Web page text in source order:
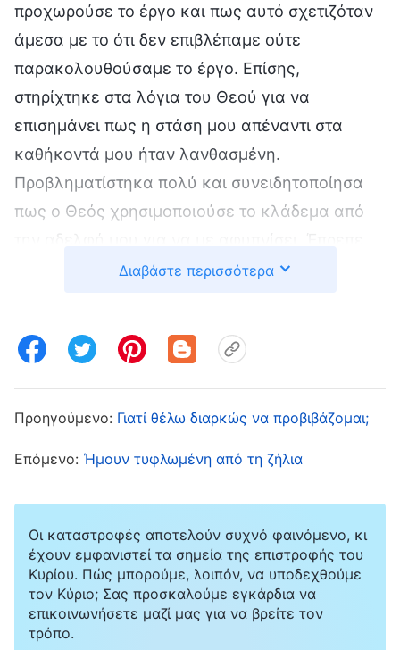
προχωρούσε το έργο και πως αυτό σχετιζόταν
άμεσα με το ότι δεν επιβλέπαμε ούτε
παρακολουθούσαμε το έργο. Επίσης,
στηρίχτηκε στα λόγια του Θεού για να
επισημάνει πως η στάση μου απέναντι στα
καθήκοντά μου ήταν λανθασμένη.
Προβληματίστηκα πολύ και συνειδητοποίησα
πως ο Θεός χρησιμοποιούσε το κλάδεμα από
να διορθώσω αμέσως τη στάση που είχα
με την κατάσταση της Λι Σιανγκ και
διερεύνησα την κατάσταση άλλων αδελφών
και παρείχα συναναστροφή και λύσεις για τις
κατάσταση της Λι Σιανγκ δεν είχε βελτιωθεί και
σκέφτηκα: «Τι θα σκεφτούν όλοι για μένα αν
δεν μπορέσω να διορθώσω ούτε την κατάσταση
της αδελφής μου; Θα σκεφτούν πως δεν έχω
αλήθεια-πραγματικότητες και πως δεν μπορώ
Διαβάστε περισσότερα
Προηγούμενο: Γιατί θέλω διαρκώς να προβιβάζομαι;
Επόμενο: Ήμουν τυφλωμένη από τη ζήλια
Οι καταστροφές αποτελούν συχνό φαινόμενο, κι
έχουν εμφανιστεί τα σημεία της επιστροφής του
Κυρίου. Πώς μπορούμε, λοιπόν, να υποδεχθούμε
τον Κύριο; Σας προσκαλούμε εγκάρδια να
επικοινωνήσετε μαζί μας για να βρείτε τον
τρόπο.